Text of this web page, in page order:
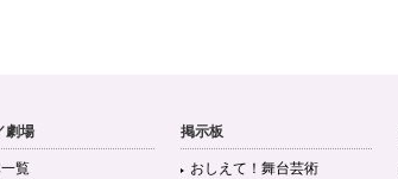
劇場
覧
掲示板
おしえて！舞台芸術